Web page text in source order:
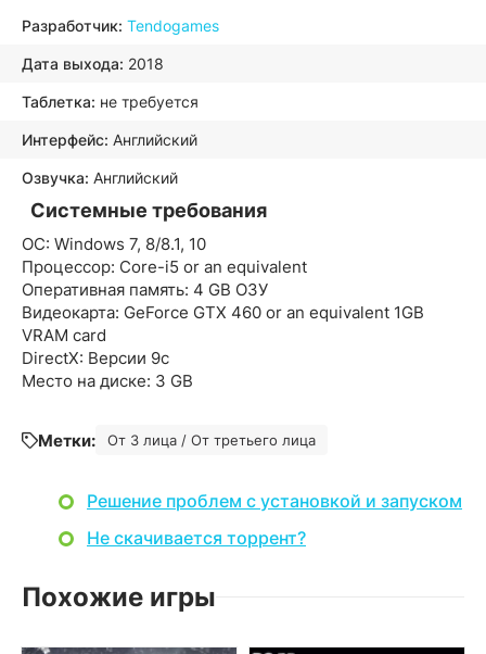
Разработчик: Tendogames
Дата выхода: 2018
Таблетка: не требуется
Интерфейс: Английский
Озвучка: Английский
Системные требования
ОС: Windows 7, 8/8.1, 10
Процессор: Core-i5 or an equivalent
Оперативная память: 4 GB ОЗУ
Видеокарта: GeForce GTX 460 or an equivalent 1GB
VRAM card
DirectX: Версии 9c
Место на диске: 3 GB
Метки: От 3 лица / От третьего лица
Решение проблем с установкой и запуском
Не скачивается торрент?
Похожие игры